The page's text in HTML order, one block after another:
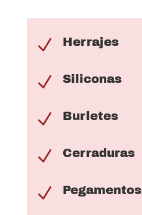
N Herrajes
N Siliconas
N Burletes
N Cerraduras
N Pegamentos